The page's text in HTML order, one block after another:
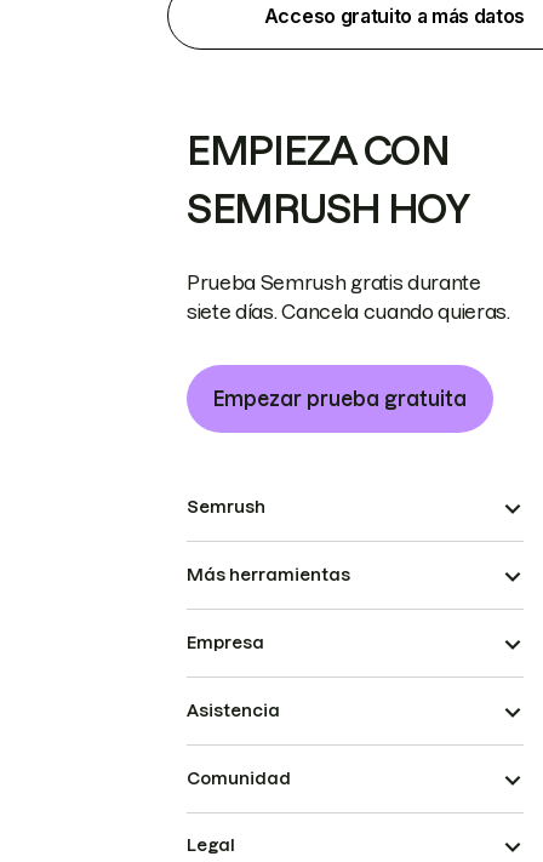
Acceso gratuito a más datos
EMPIEZA CON
SEMRUSH HOY
Prueba Semrush gratis durante
siete días. Cancela cuando quieras.
Empezar prueba gratuita
Semrush
Más herramientas
Empresa
Asistencia
Comunidad
Legal